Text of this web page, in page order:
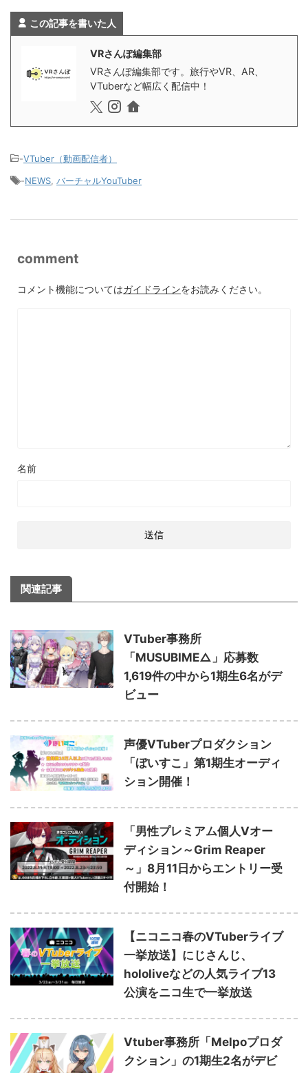
この記事を書いた人
VRさんぽ編集部
VRさんぽ編集部です。旅行やVR、AR、
VTuberなど幅広く配信中！
-VTuber（動画配信者）
-NEWS バーチャルYouTuber
comment
コメント機能についてはガイドラインをお読みください。
名前
関連記事
VTuber事務所
「MUSUBIME△」応募数
1,619件の中から1期生6名がデ
ビュー
声優VTuberプロダクション
「ぼいすこ」第1期生オーディ
ション開催！
「男性プレミアム個人Vオー
ディション～Grim Reaper
～」8月11日からエントリー受
付開始！
【ニコニコ春のVTuberライブ
一挙放送】にじさんじ、
hololiveなどの人気ライブ13
公演をニコ生で一挙放送
Vtuber事務所「Melpoプロダ
クション」の1期生2名がデビ